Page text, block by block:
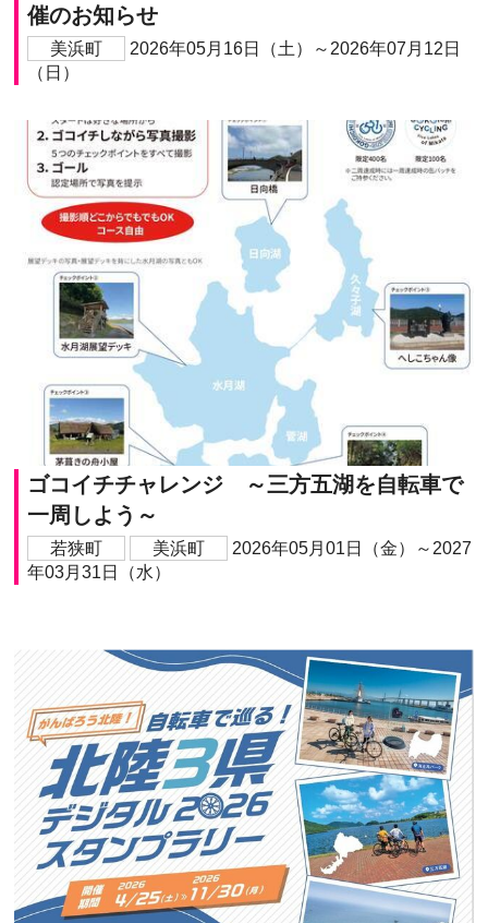
催のお知らせ
美浜町
2026年05月16日（土）～2026年07月12日
（日）
ゴコイチチャレンジ ～三方五湖を自転車で
一周しよう～
若狭町 美浜町
2026年05月01日（金）～2027
年03月31日（水）